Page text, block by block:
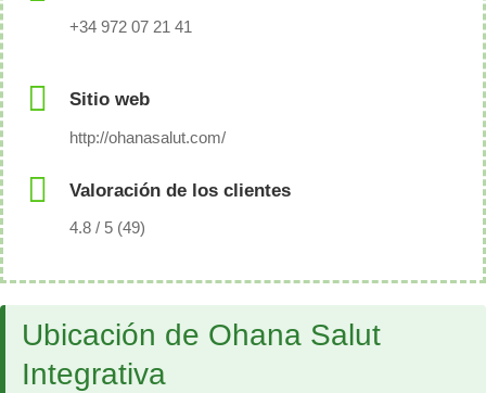
+34 972 07 21 41
Sitio web
http://ohanasalut.com/
Valoración de los clientes
4.8 / 5 (49)
Ubicación de Ohana Salut
Integrativa